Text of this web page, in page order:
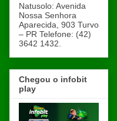
Natusolo: Avenida
Nossa Senhora
Aparecida, 903 Turvo
– PR Telefone: (42)
3642 1432.
Chegou o infobit
play